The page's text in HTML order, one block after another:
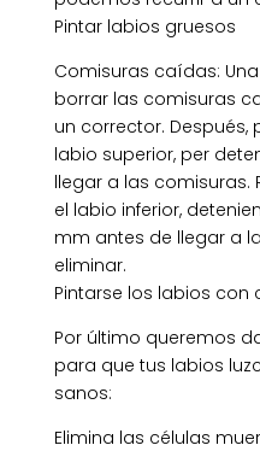
Pintar labios gruesos
Comisuras caídas:
borrar las comisuras
un corrector.
labio superior, per
llegar a las comisuras.
el labio inferior,
mm antes de llegar a
eliminar.
Pintarse los labios
Por último queremos
para que tus labios
sanos:
Elimina las células